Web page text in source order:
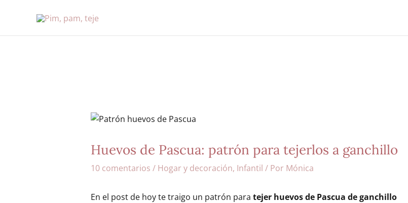
Huevos de Pascua: patrón para tejerlos a ganchillo
10 comentarios / Hogar y decoración, Infantil / Por Mónica
En el post de hoy te traigo un patrón para tejer huevos de Pascua de ganchillo